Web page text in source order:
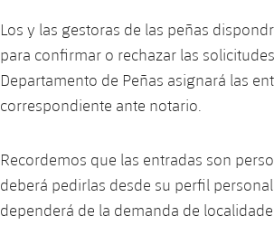
Los y las gestoras de las peñas
para confirmar o rechazar las
Departamento de Peñas asignará las
correspondiente ante notario.
Recordemos que las entradas son
deberá pedirlas desde su perfil
dependerá de la demanda de